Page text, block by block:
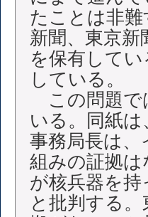
たことは非
新聞、東京
を保有して
している。
この問題で
いる。同紙
事務局長は
組みの証拠
が核兵器を
と批判する